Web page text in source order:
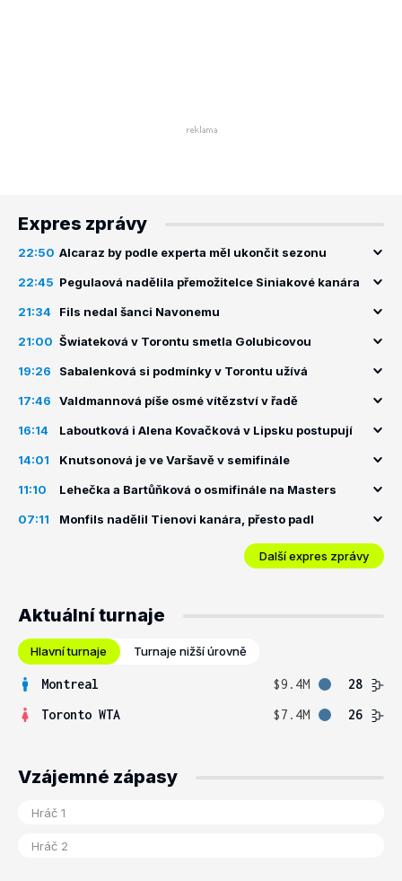
Expres zprávy
22:50 Alcaraz by podle experta měl ukončit sezonu
22:45 Pegulaová nadělila přemožitelce Siniakové kanára
21:34 Fils nedal šanci Navonemu
21:00 Šwiateková v Torontu smetla Golubicovou
19:26 Sabalenková si podmínky v Torontu užívá
17:46 Valdmannová píše osmé vítězství v řadě
16:14 Laboutková i Alena Kovačková v Lipsku postupují
14:01 Knutsonová je ve Varšavě v semifinále
11:10 Lehečka a Bartůňková o osmifinále na Masters
07:11 Monfils nadělil Tienovi kanára, přesto padl
Další expres zprávy
Aktuální turnaje
Hlavní turnaje Turnaje nižší úrovně
Montreal $9.4M
28
Toronto WTA
$7.4M 26
Vzájemné zápasy